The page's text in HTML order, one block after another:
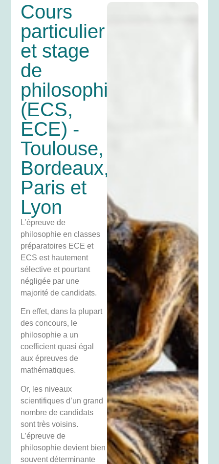
Cours
particulier
et stage
de
philosophie
(ECS,
ECE) -
Toulouse,
Bordeaux,
Paris et
Lyon
L’épreuve de
philosophie en classes
préparatoires ECE et
ECS est hautement
sélective et pourtant
négligée par une
majorité de candidats.
En effet, dans la plupart
des concours, le
philosophie a un
coefficient quasi égal
aux épreuves de
mathématiques.
Or, les niveaux
scientifiques d’un grand
nombre de candidats
sont très voisins.
L’épreuve de
philosophie devient bien
souvent déterminante